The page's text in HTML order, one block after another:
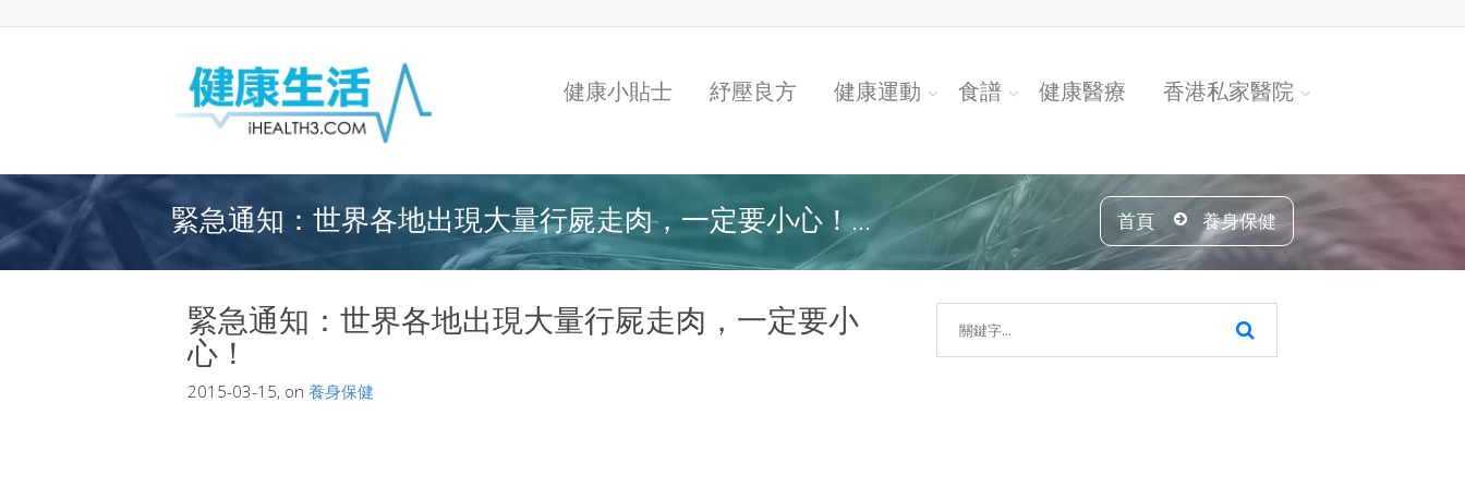
健康小貼士 紓壓良方 健康運動 食譜 健康醫療 香港私家醫院
緊急通知：世界各地出現大量行屍走肉，一定要小心！... 首頁 養身保健
緊急通知：世界各地出現大量行屍走肉，一定要小
心！
2015-03-15, on 養身保健